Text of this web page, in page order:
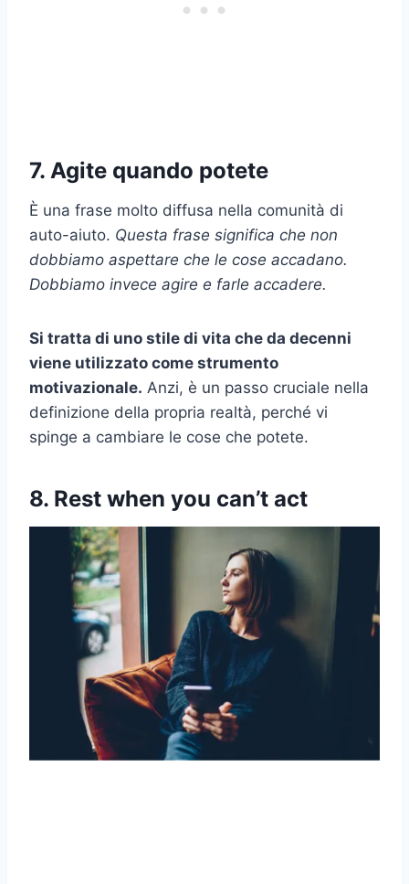
7. Agite quando potete
È una frase molto diffusa nella comunità di
auto-aiuto. Questa frase significa che non
dobbiamo aspettare che le cose accadano.
Dobbiamo invece agire e farle accadere.
Si tratta di uno stile di vita che da decenni
viene utilizzato come strumento
motivazionale. Anzi, è un passo cruciale nella
definizione della propria realtà, perché vi
spinge a cambiare le cose che potete.
8. Rest when you can’t act